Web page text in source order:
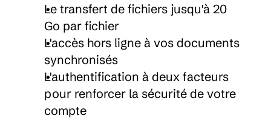
Le transfert de fichiers jusqu'à 20
Go par fichier
L'accès hors ligne à vos documents
synchronisés
L'authentification à deux facteurs
pour renforcer la sécurité de votre
compte